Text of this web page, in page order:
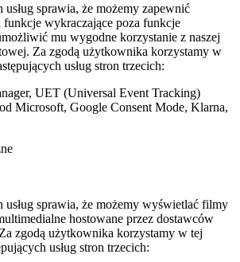
usług sprawia, że możemy zapewnić
wykraczające poza funkcje
mu wygodne korzystanie z naszej
Za zgodą użytkownika korzystamy w
usług stron trzecich:
UET (Universal Event Tracking)
Microsoft, Google Consent Mode, Klarna,
usług sprawia, że możemy wyświetlać filmy
hostowane przez dostawców
zgodą użytkownika korzystamy w tej
usług stron trzecich: